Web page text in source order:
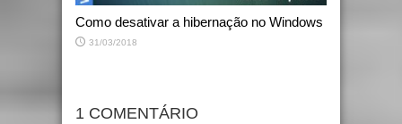
Como desativar a hibernação no Windows
31/03/2018
1 COMENTÁRIO